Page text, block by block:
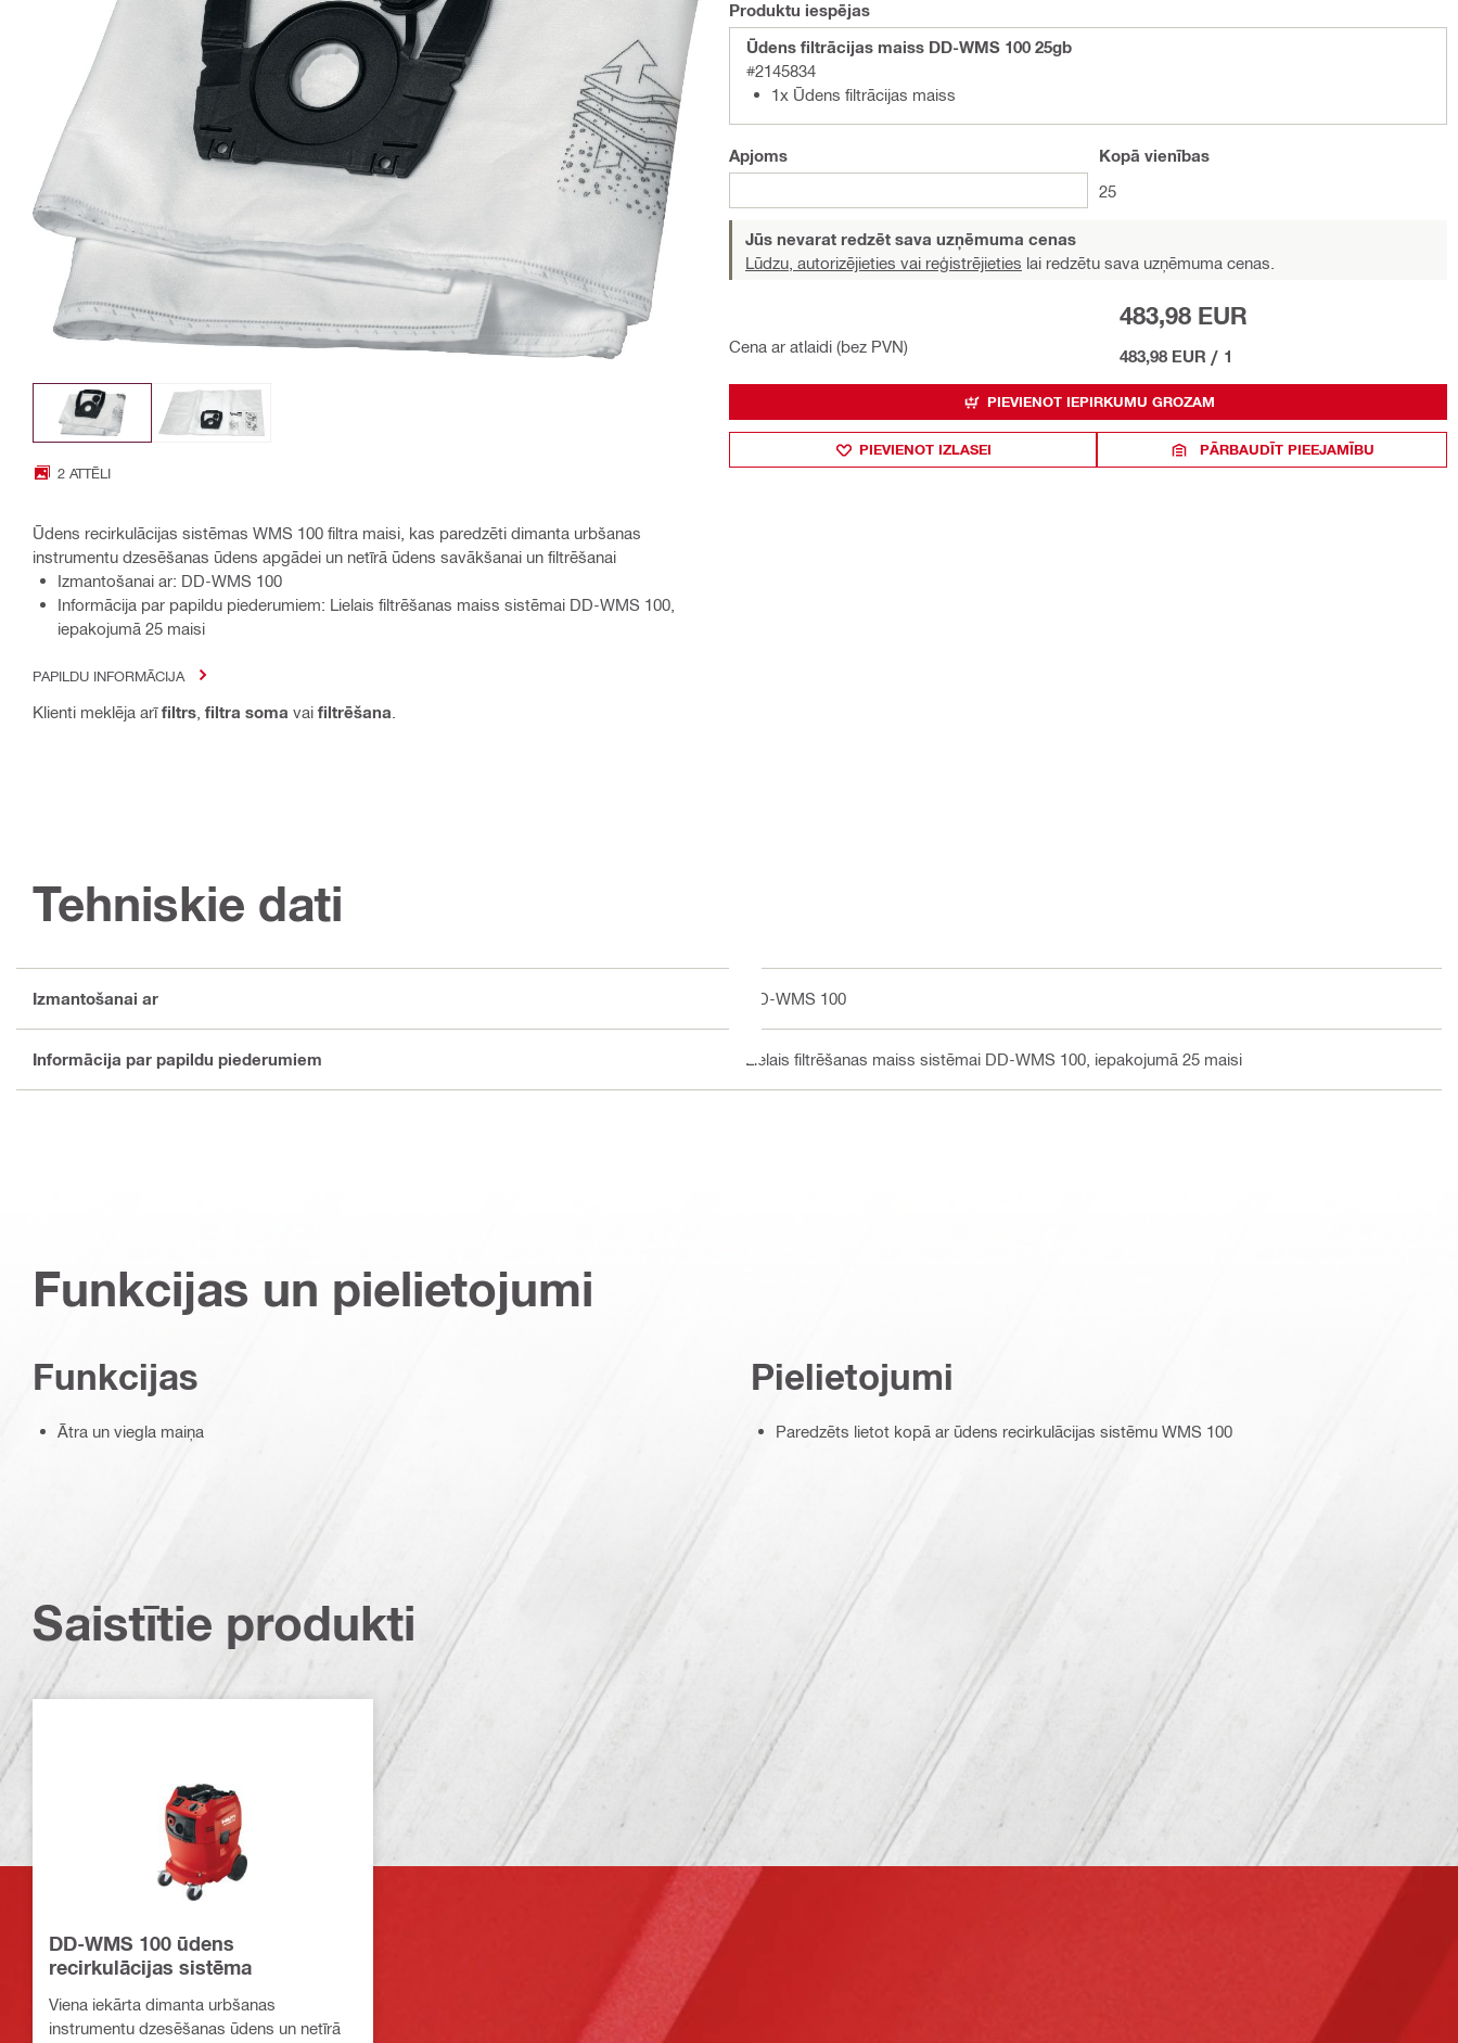
2 ATTĒLI
Ūdens recirkulācijas sistēmas WMS 100 filtra maisi, kas paredzēti dimanta urbšanas
instrumentu dzesēšanas ūdens apgādei un netīrā ūdens savākšanai un filtrēšanai
Izmantošanai ar: DD-WMS 100
Informācija par papildu piederumiem: Lielais filtrēšanas maiss sistēmai DD-WMS 100,
iepakojumā 25 maisi
PAPILDU INFORMĀCIJA
Klienti meklēja arīfiltrs filtra soma vai filtrēšana
Produktu iespējas
Ūdens filtrācijas maiss DD-WMS 100 25gb
#2145834
1x Ūdens filtrācijas maiss
Apjoms Kopā vienības
25
Jūs nevarat redzēt sava uzņēmuma cenas
Lūdzu, autorizējieties vai reģistrējieties lai redzētu sava uzņēmuma cenas.
Cena ar atlaidi (bez PVN)
483,98 EUR
483,98 EUR / 1
PIEVIENOT IEPIRKUMU GROZAM
PIEVIENOT IZLASEI PĀRBAUDĪT PIEEJAMĪBU
Tehniskie dati
Izmantošanai ar DD-WMS 100
Informācija par papildu piederumiem Lielais filtrēšanas maiss sistēmai DD-WMS 100, iepakojumā 25 maisi
Funkcijas un pielietojumi
Funkcijas
Ātra un viegla maiņa
Pielietojumi
Paredzēts lietot kopā ar ūdens recirkulācijas sistēmu WMS 100
Saistītie produkti
DD-WMS 100 ūdens
recirkulācijas sistēma
Viena iekārta dimanta urbšanas
instrumentu dzesēšanas ūdens un netīrā